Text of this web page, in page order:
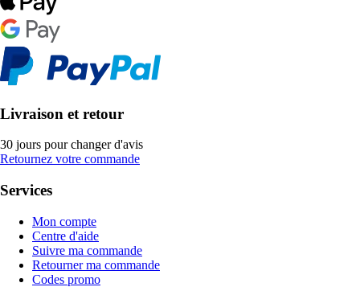
Livraison et retour
30 jours pour changer d'avis
Retournez votre commande
Services
Mon compte
Centre d'aide
Suivre ma commande
Retourner ma commande
Codes promo